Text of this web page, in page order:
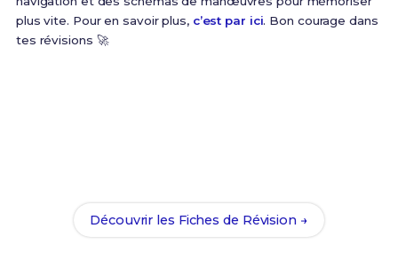
plus vite. Pour en savoir plus, c’est par ici. Bon courage dans
tes révisions 🚀
Découvrir les Fiches de Révision →